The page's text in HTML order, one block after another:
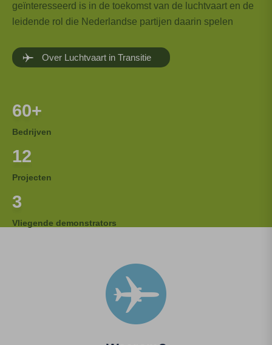
geïnteresseerd is in de toekomst van de luchtvaart en de
leidende rol die Nederlandse partijen daarin spelen
Over Luchtvaart in Transitie
60+
Bedrijven
12
Projecten
3
Vliegende demonstrators